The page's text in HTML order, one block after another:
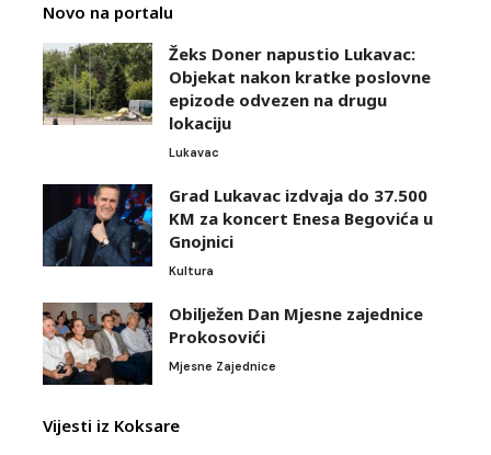
Novo na portalu
Žeks Doner napustio Lukavac:
Objekat nakon kratke poslovne
epizode odvezen na drugu
lokaciju
Lukavac
Grad Lukavac izdvaja do 37.500
KM za koncert Enesa Begovića u
Gnojnici
Kultura
Obilježen Dan Mjesne zajednice
Prokosovići
Mjesne Zajednice
Vijesti iz Koksare